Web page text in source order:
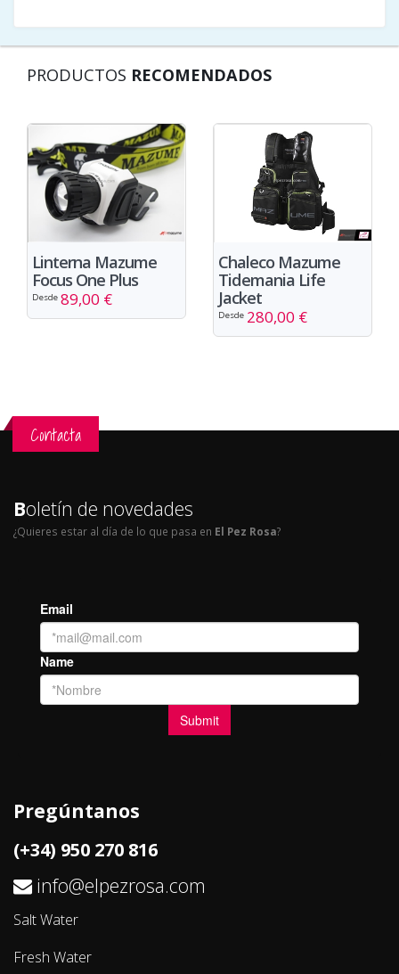
PRODUCTOS RECOMENDADOS
Linterna Mazume
Focus One Plus
Desde 89,00 €
Chaleco Mazume
Tidemania Life
Jacket
Desde 280,00 €
Contacta
Boletín de novedades
¿Quieres estar al día de lo que pasa en El Pez Rosa?
Pregúntanos
(+34) 950 270 816
info@elpezrosa.com
Salt Water
Fresh Water